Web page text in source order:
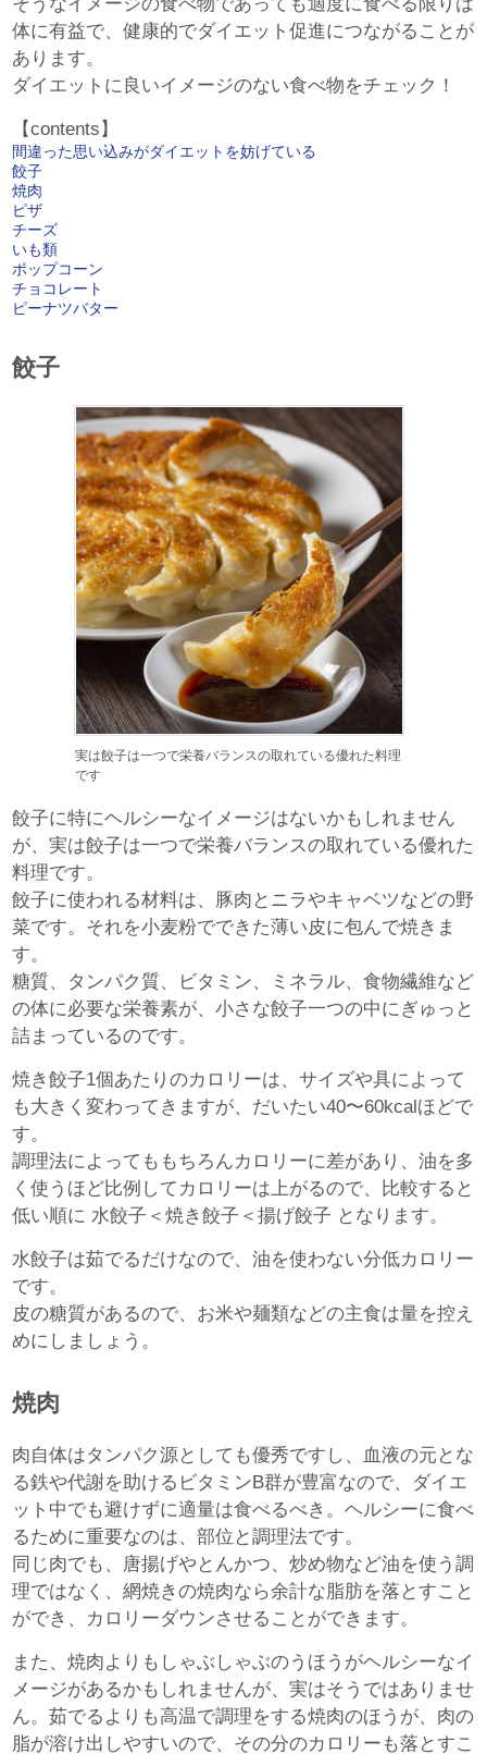
体に有益で、健康的でダイエット促進につながることが
あります。
ダイエットに良いイメージのない食べ物をチェック！
【contents】
間違った思い込みがダイエットを妨げている
餃子
焼肉
ピザ
チーズ
いも類
ポップコーン
チョコレート
ピーナツバター
餃子
実は餃子は一つで栄養バランスの取れている優れた料理
です
餃子に特にヘルシーなイメージはないかもしれません
が、実は餃子は一つで栄養バランスの取れている優れた
料理です。
餃子に使われる材料は、豚肉とニラやキャベツなどの野
菜です。それを小麦粉でできた薄い皮に包んで焼きま
す。
糖質、タンパク質、ビタミン、ミネラル、食物繊維など
の体に必要な栄養素が、小さな餃子一つの中にぎゅっと
詰まっているのです。
焼き餃子1個あたりのカロリーは、サイズや具によって
も大きく変わってきますが、だいたい40〜60kcalほどで
す。
調理法によってももちろんカロリーに差があり、油を多
く使うほど比例してカロリーは上がるので、比較すると
低い順に 水餃子＜焼き餃子＜揚げ餃子 となります。
水餃子は茹でるだけなので、油を使わない分低カロリー
です。
皮の糖質があるので、お米や麺類などの主食は量を控え
めにしましょう。
焼肉
肉自体はタンパク源としても優秀ですし、血液の元とな
る鉄や代謝を助けるビタミンB群が豊富なので、ダイエ
ット中でも避けずに適量は食べるべき。ヘルシーに食べ
るために重要なのは、部位と調理法です。
同じ肉でも、唐揚げやとんかつ、炒め物など油を使う調
理ではなく、網焼きの焼肉なら余計な脂肪を落とすこと
ができ、カロリーダウンさせることができます。
また、焼肉よりもしゃぶしゃぶのうほうがヘルシーなイ
メージがあるかもしれませんが、実はそうではありませ
ん。茹でるよりも高温で調理をする焼肉のほうが、肉の
脂が溶け出しやすいので、その分のカロリーも落とすこ